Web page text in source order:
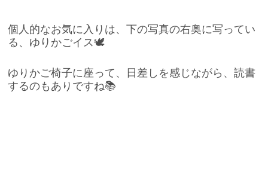
個人的なお気に入りは、下の写真の右奥に写ってい
る、ゆりかごイス🕊
ゆりかご椅子に座って、日差しを感じながら、読書
するのもありですね📚